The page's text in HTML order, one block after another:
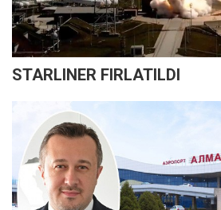
STARLINER FIRLATILDI